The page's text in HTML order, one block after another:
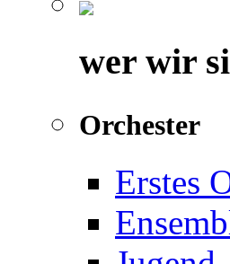
wer wir
Orchester
Erstes